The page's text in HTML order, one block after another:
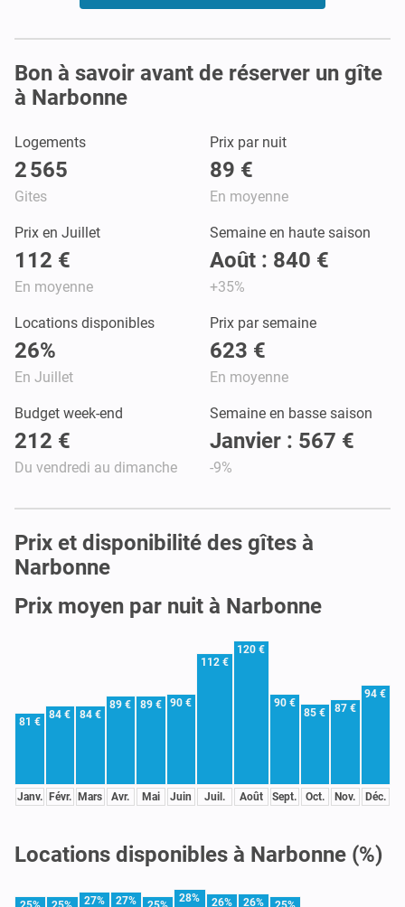
Bon à savoir avant de réserver un gîte
à Narbonne
Logements
2 565
Gites
Prix par nuit
89 €
En moyenne
Prix en Juillet
112 €
En moyenne
Semaine en haute saison
Août : 840 €
+35%
Locations disponibles
26%
En Juillet
Prix par semaine
623 €
En moyenne
Budget week-end
212 €
Du vendredi au dimanche
Semaine en basse saison
Janvier : 567 €
-9%
Prix et disponibilité des gîtes à
Narbonne
Prix moyen par nuit à Narbonne
81 €
Janv.
84 €
Févr.
84 €
Mars
89 €
Avr.
89 €
Mai
90 €
Juin
112 €
Juil.
120 €
Août
90 €
Sept.
85 €
Oct.
87 €
Nov.
94 €
Déc.
Locations disponibles à Narbonne (%)
27% 27% 28% 26% 26%